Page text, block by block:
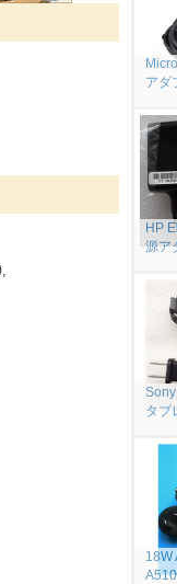
アダ
HP
源ア
タブ
18W